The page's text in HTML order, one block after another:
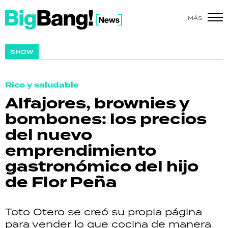
MÁS
SHOW
Rico y saludable
Alfajores, brownies y
bombones: los precios
del nuevo
emprendimiento
gastronómico del hijo
de Flor Peña
Toto Otero se creó su propia página
para vender lo que cocina de manera
SHOW
ACTUALIDAD
POLICIALES
ECONOMÍA
GRAN HERMANO
SALUD
DEPORTES